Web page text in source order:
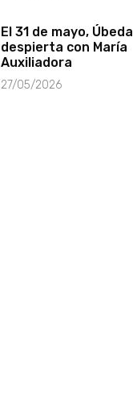
El 31 de mayo, Úbeda
despierta con María
Auxiliadora
27/05/2026